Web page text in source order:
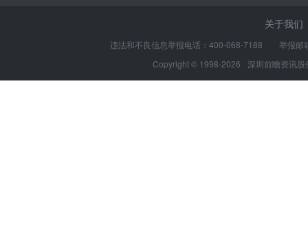
关于我们
违法和不良信息举报电话：400-068-7188 举报
Copyright © 1998-2026
深圳前瞻资讯股